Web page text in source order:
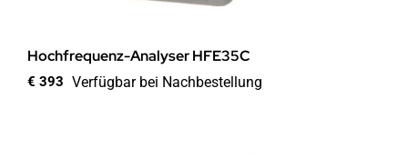
Hochfrequenz-Analyser HFE35C
€ 393 Verfügbar bei Nachbestellung